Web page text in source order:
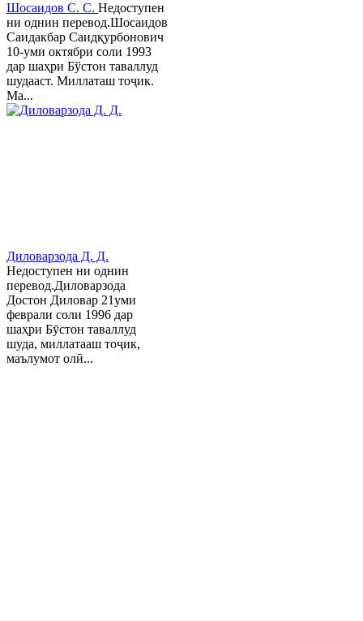
Шосаидов С. С. Недоступен
ни однин перевод.Шосаидов
Саидакбар Саидқурбонович
10-уми октябри соли 1993
дар шаҳри Бўстон таваллуд
шудааст. Миллаташ тоҷик.
Ма...
Диловарзода Д. Д.
Недоступен ни однин
перевод.Диловарзода
Достон Диловар 21уми
феврали соли 1996 дар
шаҳри Бӯстон таваллуд
шуда, миллатааш тоҷик,
маълумот олӣ...